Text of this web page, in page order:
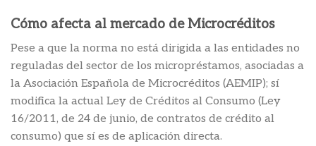
Cómo afecta al mercado de Microcréditos
Pese a que la norma no está dirigida a las entidades no
reguladas del sector de los micropréstamos, asociadas a
la Asociación Española de Microcréditos (AEMIP); sí
modifica la actual Ley de Créditos al Consumo (Ley
16/2011, de 24 de junio, de contratos de crédito al
consumo) que sí es de aplicación directa.